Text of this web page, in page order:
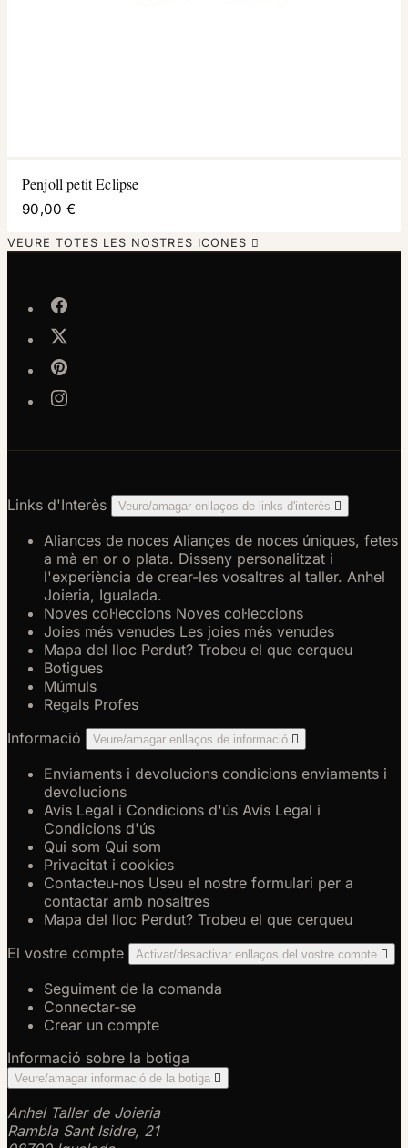
Penjoll petit Eclipse
90,00 €
VEURE TOTES LES NOSTRES ICONES 
Links d'Interès Veure/amagar enllaços de links d'interès 
Aliances de noces Aliançes de noces úniques, fetes
a mà en or o plata. Disseny personalitzat i
l'experiència de crear-les vosaltres al taller. Anhel
Joieria, Igualada.
Noves col·leccions Noves col·leccions
Joies més venudes Les joies més venudes
Mapa del lloc Perdut? Trobeu el que cerqueu
Botigues
Múmuls
Regals Profes
Informació
Veure/amagar enllaços de informació 
Enviaments i devolucions condicions enviaments i
devolucions
Avís Legal i Condicions d'ús Avís Legal i
Condicions d'ús
Qui som Qui som
Privacitat i cookies
Contacteu-nos Useu el nostre formulari per a
contactar amb nosaltres
Mapa del lloc Perdut? Trobeu el que cerqueu
El vostre compte
Activar/desactivar enllaços del vostre compte 
Seguiment de la comanda
Connectar-se
Crear un compte
Informació sobre la botiga
Veure/amagar informació de la botiga 
Anhel Taller de Joieria
Rambla Sant Isidre, 21